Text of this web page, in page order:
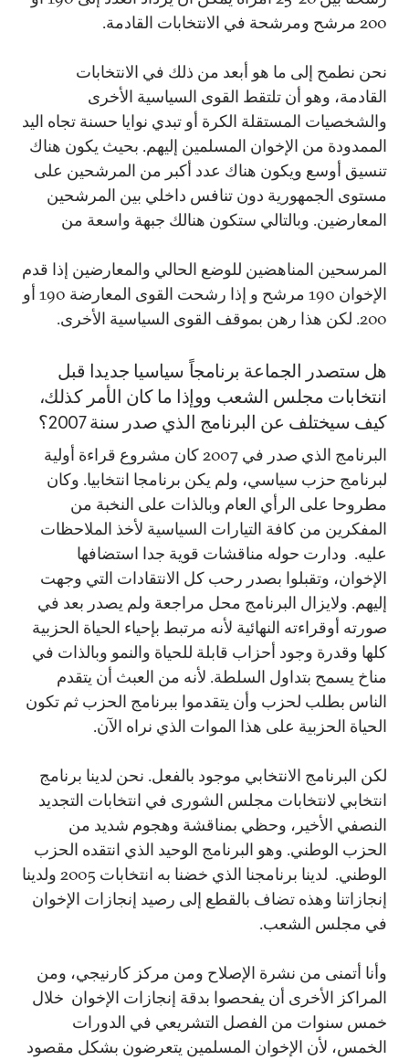
200 مرشح ومرشحة في الانتخابات القادمة.
نحن نطمح إلى ما هو أبعد من ذلك في الانتخابات
القادمة، وهو أن تلتقط القوى السياسية الأخرى
والشخصيات المستقلة الكرة أو تبدي نوايا حسنة تجاه اليد
الممدودة من الإخوان المسلمين إليهم. بحيث يكون هناك
تنسيق أوسع ويكون هناك عدد أكبر من المرشحين على
مستوى الجمهورية دون تنافس داخلي بين المرشحين
المعارضين. وبالتالي ستكون هنالك جبهة واسعة من
المرسحين المناهضين للوضع الحالي والمعارضين إذا قدم
الإخوان 190 مرشح و إذا رشحت القوى المعارضة 190 أو
200. لكن هذا رهن بموقف القوى السياسية الأخرى.
هل ستصدر الجماعة برنامجاً سياسيا جديدا قبل
انتخابات مجلس الشعب ووإذا ما كان الأمر كذلك،
كيف سيختلف عن البرنامج الذي صدر سنة 2007؟
البرنامج الذي صدر في 2007 كان مشروع قراءة أولية
لبرنامج حزب سياسي، ولم يكن برنامجا انتخابيا. وكان
مطروحا على الرأي العام وبالذات على النخبة من
المفكرين من كافة التيارات السياسية لأخذ الملاحظات
عليه. ودارت حوله مناقشات قوية جدا استضافها
الإخوان، وتقبلوا بصدر رحب كل الانتقادات التي وجهت
إليهم. ولايزال البرنامج محل مراجعة ولم يصدر بعد في
صورته أوقراءته النهائية لأنه مرتبط بإحياء الحياة الحزبية
كلها وقدرة وجود أحزاب قابلة للحياة والنمو وبالذات في
مناخ يسمح بتداول السلطة. لأنه من العبث أن يتقدم
الناس بطلب لحزب وأن يتقدموا ببرنامج الحزب ثم تكون
الحياة الحزبية على هذا الموات الذي نراه الآن.
لكن البرنامج الانتخابي موجود بالفعل. نحن لدينا برنامج
انتخابي لانتخابات مجلس الشورى في انتخابات التجديد
النصفي الأخير، وحظي بمناقشة وهجوم شديد من
الحزب الوطني. وهو البرنامج الوحيد الذي انتقده الحزب
الوطني. لدينا برنامجنا الذي خضنا به انتخابات 2005 ولدينا
إنجازاتنا وهذه تضاف بالقطع إلى رصيد إنجازات الإخوان
في مجلس الشعب.
وأنا أتمنى من نشرة الإصلاح ومن مركز كارنيجي، ومن
المراكز الأخرى أن يفحصوا بدقة إنجازات الإخوان خلال
خمس سنوات من الفصل التشريعي في الدورات
الخمس، لأن الإخوان المسلمين يتعرضون بشكل مقصود